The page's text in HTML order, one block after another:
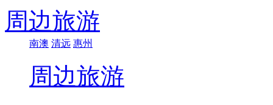
周边旅游
南澳 清远 惠州
周边旅游